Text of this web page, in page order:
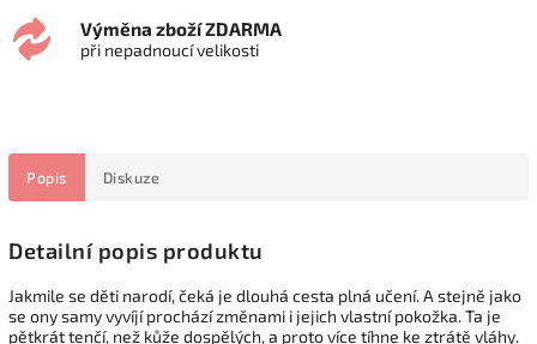
Výměna zboží ZDARMA
při nepadnoucí velikosti
Popis Diskuze
Detailní popis produktu
Jakmile se děti narodí, čeká je dlouhá cesta plná učení. A stejně jako
se ony samy vyvíjí prochází změnami i jejich vlastní pokožka. Ta je
pětkrát tenčí, než kůže dospělých, a proto více tíhne ke ztrátě vláhy.